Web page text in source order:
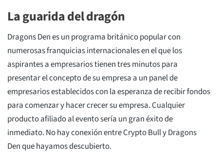
La guarida del dragón
Dragons Den es un programa británico popular con
numerosas franquicias internacionales en el que los
aspirantes a empresarios tienen tres minutos para
presentar el concepto de su empresa a un panel de
empresarios establecidos con la esperanza de recibir fondos
para comenzar y hacer crecer su empresa. Cualquier
producto afiliado al evento sería un gran éxito de
inmediato. No hay conexión entre Crypto Bull y Dragons
Den que hayamos descubierto.